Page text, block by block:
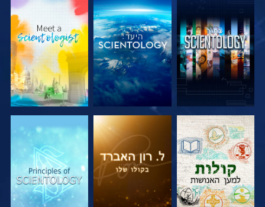
בדוק את הסדרה בדוק את הסדרה בדוק את הסדרה